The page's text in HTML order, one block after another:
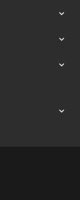



